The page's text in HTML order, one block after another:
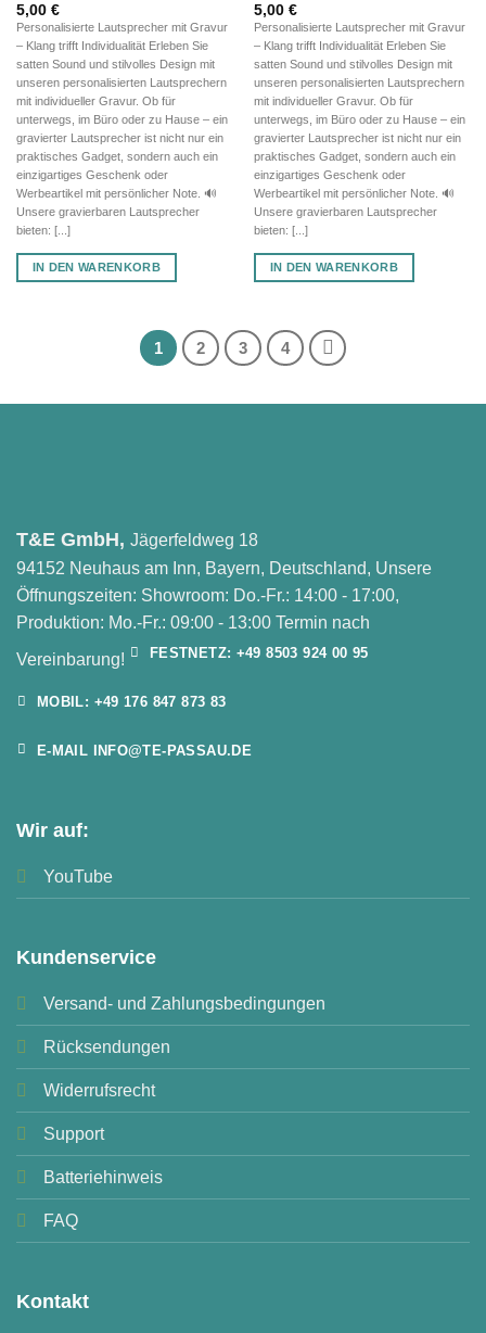
5,00 €
Personalisierte Lautsprecher mit Gravur
– Klang trifft Individualität Erleben Sie
satten Sound und stilvolles Design mit
unseren personalisierten Lautsprechern
mit individueller Gravur. Ob für
unterwegs, im Büro oder zu Hause – ein
gravierter Lautsprecher ist nicht nur ein
praktisches Gadget, sondern auch ein
einzigartiges Geschenk oder
Werbeartikel mit persönlicher Note. 🔊
Unsere gravierbaren Lautsprecher
bieten: [...]
IN DEN WARENKORB
5,00 €
Personalisierte Lautsprecher mit Gravur
– Klang trifft Individualität Erleben Sie
satten Sound und stilvolles Design mit
unseren personalisierten Lautsprechern
mit individueller Gravur. Ob für
unterwegs, im Büro oder zu Hause – ein
gravierter Lautsprecher ist nicht nur ein
praktisches Gadget, sondern auch ein
einzigartiges Geschenk oder
Werbeartikel mit persönlicher Note. 🔊
Unsere gravierbaren Lautsprecher
bieten: [...]
IN DEN WARENKORB
1 2 3 4
T&E GmbH, Jägerfeldweg 18
94152 Neuhaus am Inn, Bayern, Deutschland, Unsere
Öffnungszeiten: Showroom: Do.-Fr.: 14:00 - 17:00,
Produktion: Mo.-Fr.: 09:00 - 13:00 Termin nach
Vereinbarung!
FESTNETZ: +49 8503 924 00 95
MOBIL: +49 176 847 873 83
E-MAIL INFO@TE-PASSAU.DE
Wir auf:
YouTube
Kundenservice
Versand- und Zahlungsbedingungen
Rücksendungen
Widerrufsrecht
Support
Batteriehinweis
FAQ
Kontakt